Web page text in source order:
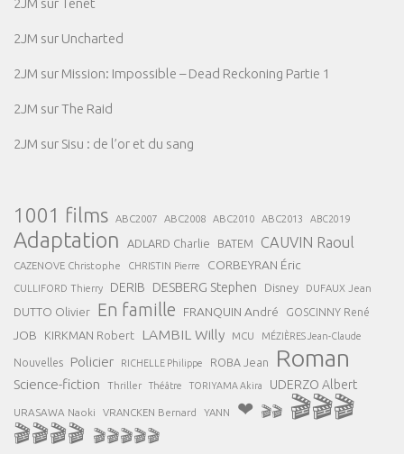
2JM sur Tenet
2JM sur Uncharted
2JM sur Mission: Impossible – Dead Reckoning Partie 1
2JM surThe Raid
2JM sur Sisu : de l’or et du sang
1001 films ABC2007 ABC2008 ABC2010 ABC2013 ABC2019
Adaptation ADLARD Charlie BATEM CAUVIN Raoul
CAZENOVE Christophe CHRISTIN Pierre CORBEYRAN Éric
CULLIFORD Thierry DERIB DESBERG Stephen Disney DUFAUX Jean
DUTTO Olivier En famille FRANQUIN André GOSCINNY René
JOB KIRKMAN Robert LAMBIL Willy MCU MÉZIÈRES Jean-Claude
Nouvelles Policier RICHELLE Philippe ROBA Jean Roman
Science-fiction Thriller Théâtre TORIYAMA Akira UDERZO Albert
URASAWA Naoki VRANCKEN Bernard YANN ❤ 🎬🎬 🎬🎬🎬
🎬🎬🎬🎬 🎬🎬🎬🎬🎬